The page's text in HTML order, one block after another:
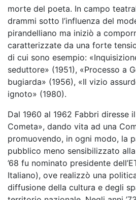
morte del poeta. In campo
drammi sotto l’influenza del
pirandelliano ma iniziò a
caratterizzate da una forte
di cui sono esempio:
seduttore» (1951), «Processo a
bugiarda» (1956), «Il vizio
ignoto» (1980).
Dal 1960 al 1962 Fabbri diresse
Cometa», dando vita ad una
promuovendo, in ogni modo, la
pubblico meno sensibilizzato
’68 fu nominato presidente
Italiano), ove realizzò una
diffusione della cultura e degli